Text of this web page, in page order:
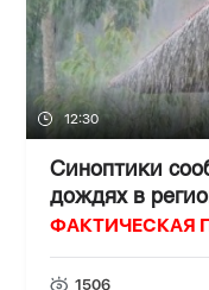
12:30
Синоптики
дождях в
ФАКТИЧЕСКАЯ
1506